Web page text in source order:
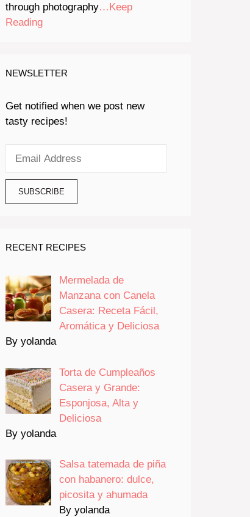
through photography…Keep
Reading
NEWSLETTER
Get notified when we post new
tasty recipes!
RECENT RECIPES
Mermelada de
Manzana con Canela
Casera: Receta Fácil,
Aromática y Deliciosa
By yolanda
Torta de Cumpleaños
Casera y Grande:
Esponjosa, Alta y
Deliciosa
By yolanda
Salsa tatemada de piña
con habanero: dulce,
picosita y ahumada
By yolanda